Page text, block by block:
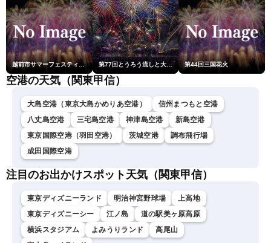
越前市サマーフェスティバル花火大会 第77回とうろう流しと大花火大会 第44回三国花火
空港の天気（関東甲信）
大島空港（東京大島かめりあ空港）
信州まつもと空港
八丈島空港
三宅島空港 神津島空港
新島空港
東京国際空港（羽田空港）
茨城空港
調布飛行場
成田国際空港
注目のお出かけスポット天気（関東甲信）
東京ディズニーランド 明治神宮野球場
上高地
東京ディズニーシー
江ノ島
道の駅美ヶ原高原
横浜スタジアム
よみうりランド
高尾山